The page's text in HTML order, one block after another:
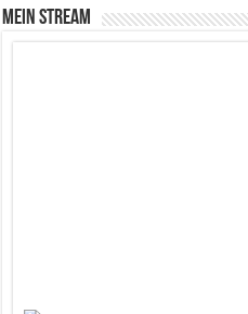
Mein Stream